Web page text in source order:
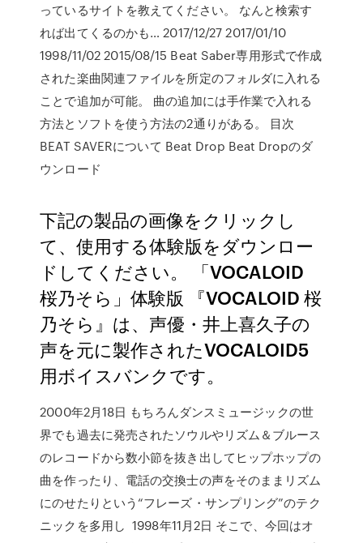
っているサイトを教えてください。 なんと検索す
れば出てくるのかも… 2017/12/27 2017/01/10
1998/11/02 2015/08/15 Beat Saber専用形式で作成
された楽曲関連ファイルを所定のフォルダに入れる
ことで追加が可能。 曲の追加には手作業で入れる
方法とソフトを使う方法の2通りがある。 目次
BEAT SAVERについて Beat Drop Beat Dropのダ
ウンロード
下記の製品の画像をクリックし
て、使用する体験版をダウンロー
ドしてください。 「VOCALOID
桜乃そら」体験版 『VOCALOID 桜
乃そら』は、声優・井上喜久子の
声を元に製作されたVOCALOID5
用ボイスバンクです。
2000年2月18日 もちろんダンスミュージックの世
界でも過去に発売されたソウルやリズム＆ブルース
のレコードから数小節を抜き出してヒップホップの
曲を作ったり、電話の交換士の声をそのままリズム
にのせたりという“フレーズ・サンプリング”のテク
ニックを多用し 1998年11月2日 そこで、今回はオ